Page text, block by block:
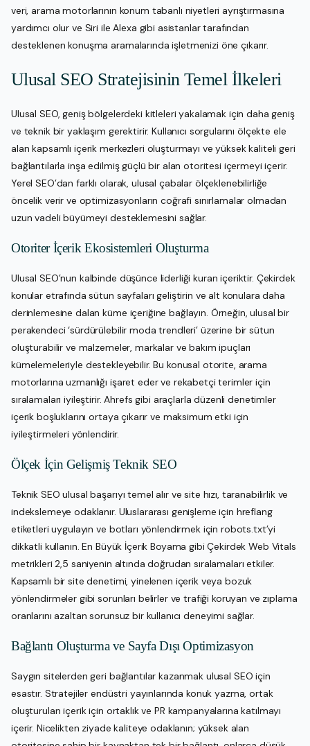
veri, arama motorlarının konum tabanlı niyetleri ayrıştırmasına
yardımcı olur ve Siri ile Alexa gibi asistanlar tarafından
desteklenen konuşma aramalarında işletmenizi öne çıkarır.
Ulusal SEO Stratejisinin Temel İlkeleri
Ulusal SEO, geniş bölgelerdeki kitleleri yakalamak için daha geniş
ve teknik bir yaklaşım gerektirir. Kullanıcı sorgularını ölçekte ele
alan kapsamlı içerik merkezleri oluşturmayı ve yüksek kaliteli geri
bağlantılarla inşa edilmiş güçlü bir alan otoritesi içermeyi içerir.
Yerel SEO’dan farklı olarak, ulusal çabalar ölçeklenebilirliğe
öncelik verir ve optimizasyonların coğrafi sınırlamalar olmadan
uzun vadeli büyümeyi desteklemesini sağlar.
Otoriter İçerik Ekosistemleri Oluşturma
Ulusal SEO’nun kalbinde düşünce liderliği kuran içeriktir. Çekirdek
konular etrafında sütun sayfaları geliştirin ve alt konulara daha
derinlemesine dalan küme içeriğine bağlayın. Örneğin, ulusal bir
perakendeci ‘sürdürülebilir moda trendleri’ üzerine bir sütun
oluşturabilir ve malzemeler, markalar ve bakım ipuçları
kümelemeleriyle destekleyebilir. Bu konusal otorite, arama
motorlarına uzmanlığı işaret eder ve rekabetçi terimler için
sıralamaları iyileştirir. Ahrefs gibi araçlarla düzenli denetimler
içerik boşluklarını ortaya çıkarır ve maksimum etki için
iyileştirmeleri yönlendirir.
Ölçek İçin Gelişmiş Teknik SEO
Teknik SEO ulusal başarıyı temel alır ve site hızı, taranabilirlik ve
indekslemeye odaklanır. Uluslararası genişleme için hreflang
etiketleri uygulayın ve botları yönlendirmek için robots.txt’yi
dikkatli kullanın. En Büyük İçerik Boyama gibi Çekirdek Web Vitals
metrikleri 2,5 saniyenin altında doğrudan sıralamaları etkiler.
Kapsamlı bir site denetimi, yinelenen içerik veya bozuk
yönlendirmeler gibi sorunları belirler ve trafiği koruyan ve zıplama
oranlarını azaltan sorunsuz bir kullanıcı deneyimi sağlar.
Bağlantı Oluşturma ve Sayfa Dışı Optimizasyon
Saygın sitelerden geri bağlantılar kazanmak ulusal SEO için
esastır. Stratejiler endüstri yayınlarında konuk yazma, ortak
oluşturulan içerik için ortaklık ve PR kampanyalarına katılmayı
içerir. Nicelikten ziyade kaliteye odaklanın; yüksek alan